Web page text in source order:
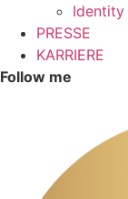
Identity
PRESSE
KARRIERE
Follow me